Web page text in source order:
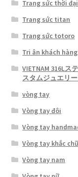
Trang sức thời
Trang sức titan
Trang sức totoro
Tri ân khách
VIETNAM 316Lス
スタムジュエリ
vòng tay
Vòng tay đôi
Vòng tay
Vòng tay khắc chữ
Vòng tay nam